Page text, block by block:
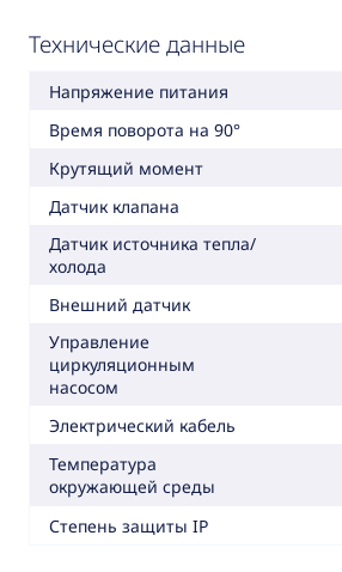
Технические данные
Напряжение питания
Время поворота на 90°
Крутящий момент
Датчик клапана
Датчик источника тепла/
холода
Внешний датчик
Управление
циркуляционным
насосом
Электрический кабель
Температура
окружающей среды
Степень защиты IP